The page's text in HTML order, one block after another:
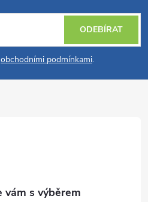
obchodními podmínkami.
ODEBÍRAT